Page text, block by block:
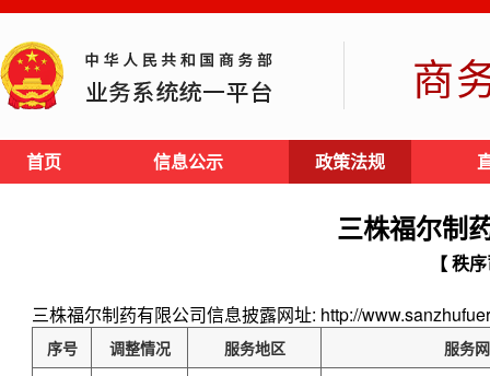
商
首页 信息公示 政策法规
三株福尔制
【 秩
三株福尔制药有限公司信息披露网址: http://
序号 调整情况 服务地区
服务